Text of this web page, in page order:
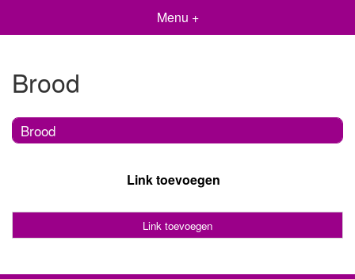
Menu +
Brood
Brood
Link toevoegen
Link toevoegen